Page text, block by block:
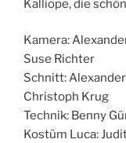
Kalliope, die
Kamera:
Suse Richter
Schnitt:
Christoph Krug
Technik: Benny
Kostüm Luca: